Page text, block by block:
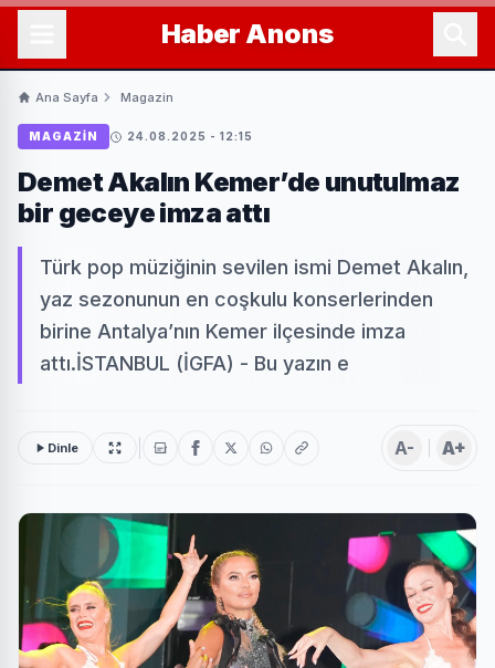
Haber Anons
Ana Sayfa Magazin
MAGAZIN 24.08.2025 - 12:15
Demet Akalın Kemer’de unutulmaz
bir geceye imza attı
Türk pop müziğinin sevilen ismi Demet Akalın,
yaz sezonunun en coşkulu konserlerinden
birine Antalya’nın Kemer ilçesinde imza
attı.İSTANBUL (İGFA) - Bu yazın e
Dinle A- A+